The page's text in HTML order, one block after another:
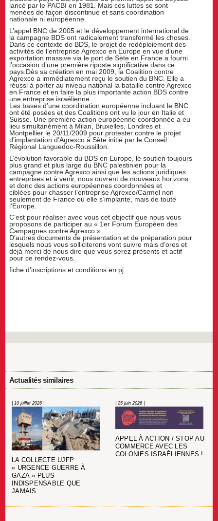
lancé par le PACBI en 1981. Mais ces luttes se sont
menées de façon discontinue et sans coordination
nationale ni européenne.
L’appel BNC de 2005 et le développement international de
la campagne BDS ont radicalement transformé les choses.
Dans ce contexte de BDS, le projet de redéploiement des
activités de l’entreprise Agrexco en Europe en vue d’une
exportation massive via le port de Sète en France a fourni
l’occasion d’une première riposte significative dans ce
pays.Dès sa création en mai 2009, la Coalition contre
Agrexco a immédiatement reçu le soutien du BNC. Elle a
réussi à porter au niveau national la bataille contre Agrexco
en France et en faire la plus importante action BDS contre
une entreprise israélienne.
Les bases d’une coordination européenne incluant le BNC
ont été posées et des Coalitions ont vu le jour en Italie et
Suisse. Une première action européenne coordonnée a eu
lieu simultanément à Milan, Bruxelles, Londres et
Montpellier le 20/11/2009 pour protester contre le projet
d’implantation d’Agrexco à Sète initié par le Conseil
Régional Languedoc-Roussillon.
L’évolution favorable du BDS en Europe, le soutien toujours
plus grand et plus large du BNC palestinien pour la
campagne contre Agrexco ainsi que les actions juridiques
entreprises et à venir, nous ouvrent de nouveaux horizons
et donc des actions européennes coordonnées et
ciblées pour chasser l’entreprise Agrexco/Carmel non
seulement de France où elle s’implante, mais de toute
l’Europe.
C’est pour réaliser avec vous cet objectif que nous vous
proposons de participer au « 1er Forum Européen des
Campagnes contre Agrexco ».
D’autres documents de présentation et de préparation pour
lesquels nous vous solliciterons vont suivre mais d’ores et
déjà merci de nous dire que vous serez présents et actif
pour ce rendez-vous.
fiche d’inscriptions et conditions en pj
Actualités similaires
| 10 juillet 2026 |
LA COLLECTE UJFP
« URGENCE GUERRE À
GAZA » PLUS
INDISPENSABLE QUE
JAMAIS
| 25 juin 2026 |
APPEL À ACTION / STOP AU
COMMERCE AVEC LES
COLONIES ISRAÉLIENNES !